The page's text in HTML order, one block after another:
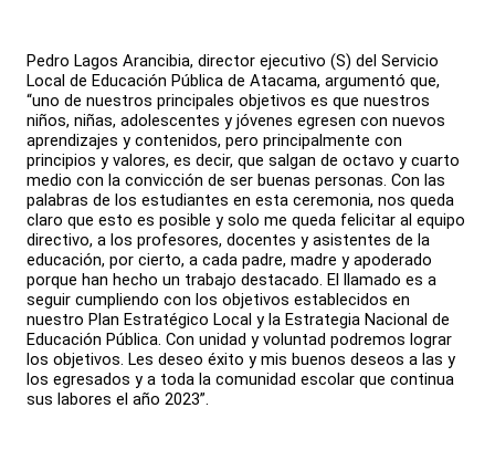
Pedro Lagos Arancibia, director ejecutivo (S) del Servicio
Local de Educación Pública de Atacama, argumentó que,
“uno de nuestros principales objetivos es que nuestros
niños, niñas, adolescentes y jóvenes egresen con nuevos
aprendizajes y contenidos, pero principalmente con
principios y valores, es decir, que salgan de octavo y cuarto
medio con la convicción de ser buenas personas. Con las
palabras de los estudiantes en esta ceremonia, nos queda
claro que esto es posible y solo me queda felicitar al equipo
directivo, a los profesores, docentes y asistentes de la
educación, por cierto, a cada padre, madre y apoderado
porque han hecho un trabajo destacado. El llamado es a
seguir cumpliendo con los objetivos establecidos en
nuestro Plan Estratégico Local y la Estrategia Nacional de
Educación Pública. Con unidad y voluntad podremos lograr
los objetivos. Les deseo éxito y mis buenos deseos a las y
los egresados y a toda la comunidad escolar que continua
sus labores el año 2023”.